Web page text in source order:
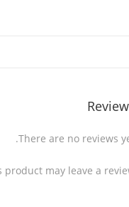
There are no reviews
may leave a